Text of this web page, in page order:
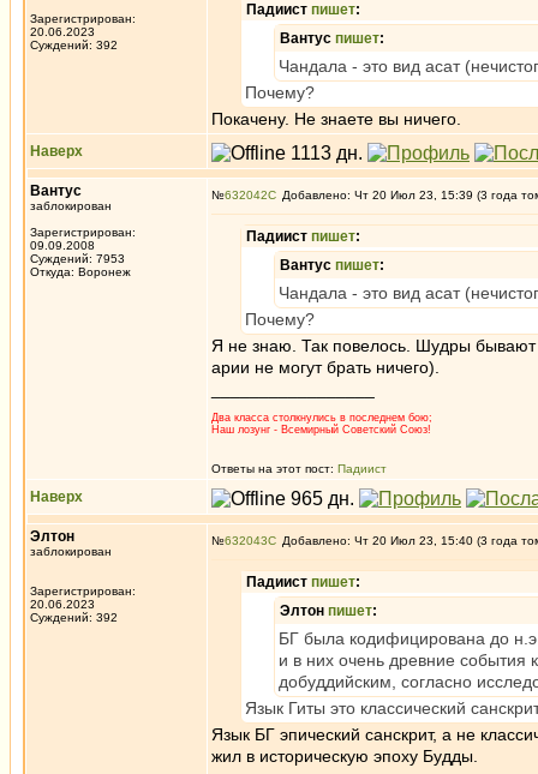
Зарегистрирован:
20.06.2023
Суждений: 392
Падиист пишет:
Вантус пишет:
Чандала - это вид асат
Почему?
Покачену. Не знаете вы ничего.
Наверх
Вантус
заблокирован
Зарегистрирован:
09.09.2008
Суждений: 7953
Откуда: Воронеж
№632042 Добавлено: Чт 20 Июл 23, 15:39 (3 года
Падиист пишет:
Вантус пишет:
Чандала - это вид асат
Почему?
Я не знаю. Так повелось. Шудры бывают
арии не могут брать ничего).
Два класса столкнулись в последнем бою;
Наш лозунг - Всемирный Советский Союз!
Ответы на этот пост: Падиист
Наверх
Элтон
заблокирован
Зарегистрирован:
20.06.2023
Суждений: 392
№632043 Добавлено: Чт 20 Июл 23, 15:40 (3 года
Падиист пишет:
Элтон пишет:
БГ была кодифицирована до
и в них очень древние события
добуддийским, согласно
Язык Гиты это классический
Язык БГ эпический санскрит, а не
жил в историческую эпоху Будды.